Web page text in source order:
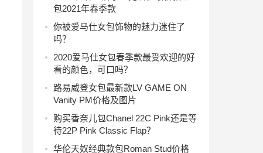
包2021年春季款
你被爱马仕女包饰物的魅力迷住了
吗？
2020爱马仕女包春季款最受欢迎的好
看的颜色，可口吗？
路易威登女包最新款LV GAME ON
Vanity PM价格及图片
购买香奈儿包Chanel 22C Pink还是等
待22P Pink Classic Flap？
华伦天奴经典款包Roman Stud价格